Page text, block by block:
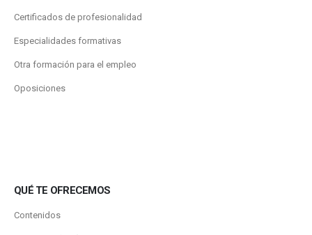
Certificados de profesionalidad
Especialidades formativas
Otra formación para el empleo
Oposiciones
QUÉ TE OFRECEMOS
Contenidos